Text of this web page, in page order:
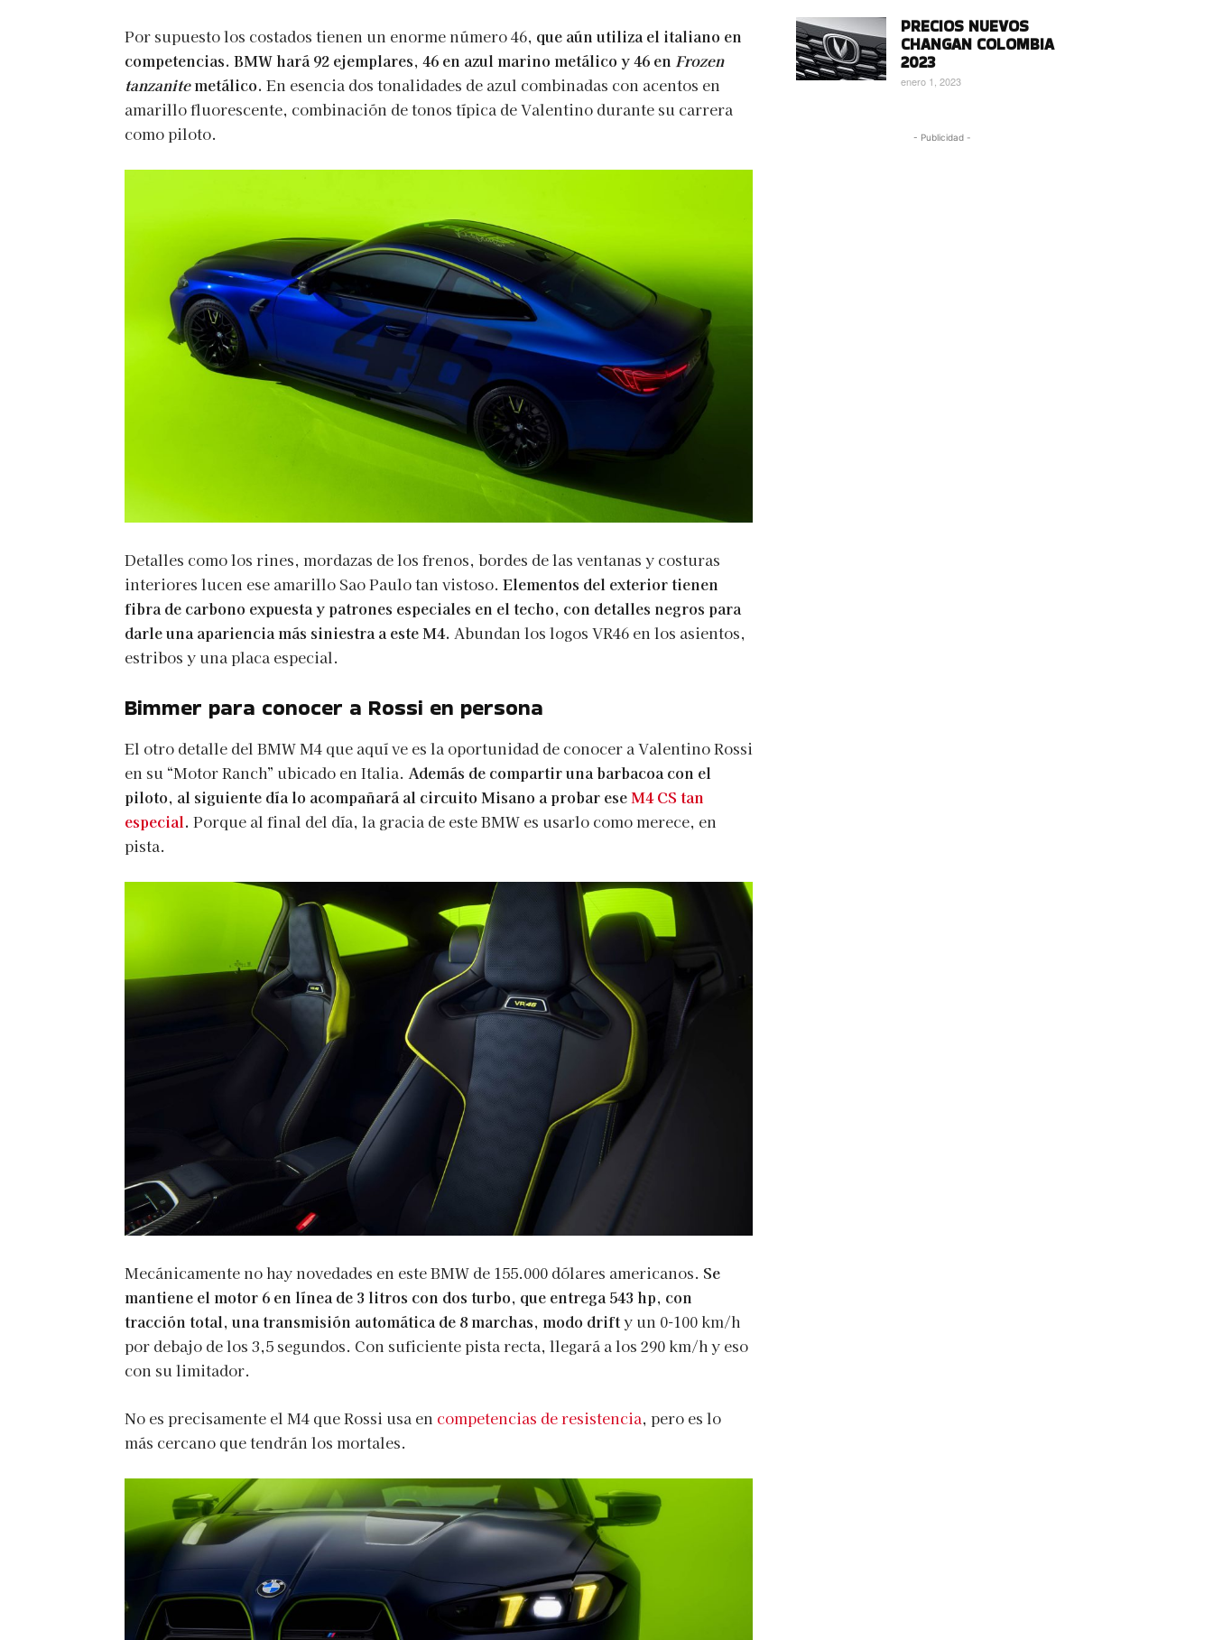
Por supuesto los costados tienen un enorme número 46, que aún utiliza el italiano en
competencias. BMW hará 92 ejemplares, 46 en azul marino metálico y 46 en Frozen
tanzanitemetálico. En esencia dos tonalidades de azul combinadas con acentos en
amarillo fluorescente, combinación de tonos típica de Valentino durante su carrera
como piloto.
Detalles como los rines, mordazas de los frenos, bordes de las ventanas y costuras
interiores lucen ese amarillo Sao Paulo tan vistoso. Elementos del exterior tienen
fibra de carbono expuesta y patrones especiales en el techo, con detalles negros para
darle una apariencia más siniestra a este M4. Abundan los logos VR46 en los asientos,
estribos y una placa especial.
Bimmer para conocer a Rossi en persona
El otro detalle del BMW M4 que aquí ve es la oportunidad de conocer a Valentino Rossi
en su “Motor Ranch” ubicado en Italia. Además de compartir una barbacoa con el
piloto, al siguiente día lo acompañará al circuito Misano a probar eseM4 CS tan
especial. Porque al final del día, la gracia de este BMW es usarlo como merece, en
pista.
Mecánicamente no hay novedades en este BMW de 155.000 dólares americanos. Se
mantiene el motor 6 en línea de 3 litros con dos turbo, que entrega 543 hp, con
tracción total, una transmisión automática de 8 marchas, modo drifty un 0-100 km/h
por debajo de los 3,5 segundos. Con suficiente pista recta, llegará a los 290 km/h y eso
con su limitador.
No es precisamente el M4 que Rossi usa en competencias de resistencia, pero es lo
más cercano que tendrán los mortales.
PRECIOS NUEVOS
CHANGAN COLOMBIA
2023
enero 1, 2023
- Publicidad -